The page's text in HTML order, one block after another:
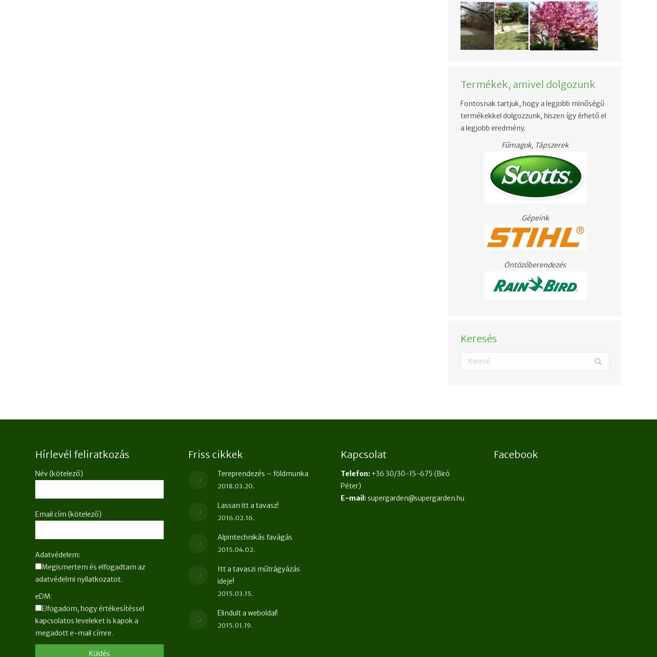
Termékek, amivel dolgozunk
Fontosnak tartjuk, hogy a legjobb minőségű
termékekkel dolgozzunk, hiszen így érhető el
a legjobb eredmény.
Fűmagok, Tápszerek
Gépeink
Öntözőberendezés
Keresés
Search:
Hírlevél feliratkozás
Név (kötelező)
Email cím (kötelező)
Adatvédelem:
Megismertem és elfogadtam az
adatvédelmi nyilatkozatot.
eDM:
Elfogadom, hogy értékesítéssel
kapcsolatos leveleket is kapok a
megadott e-mail címre.
Friss cikkek
Tereprendezés – földmunka
2018.03.20.
Lassan itt a tavasz!
2016.02.16.
Alpintechnikás favágás
2015.04.02.
Itt a tavaszi műtrágyázás
ideje!
2015.03.15.
Elindult a weboldal!
2015.01.19.
Kapcsolat
Telefon: +36 30/30-15-675 (Biró
Péter)
E-mail: supergarden@supergarden.hu
Facebook